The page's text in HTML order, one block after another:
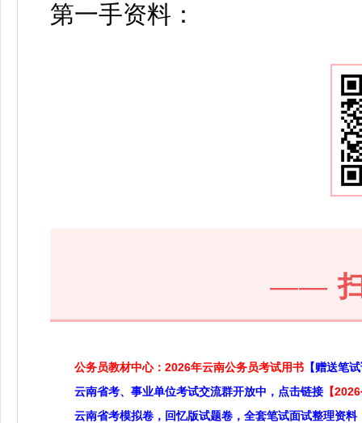
第一手资料：
——
公务员教材中心：2026年云南公务员考试用书 【赠送笔
云南省考、事业单位考试交流群开放中，点击链接 【
云南省考模拟卷，回忆版试题卷，全套笔试面试整理资料